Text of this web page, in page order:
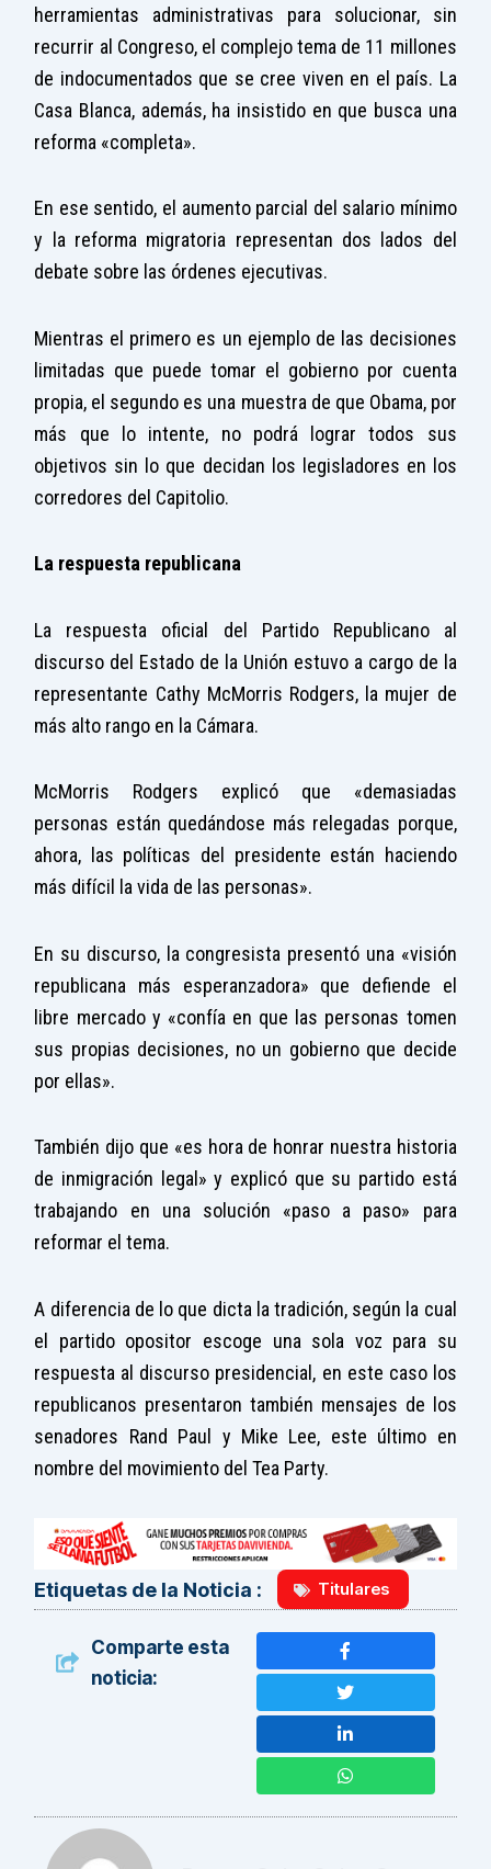
herramientas administrativas para solucionar, sin
recurrir al Congreso, el complejo tema de 11 millones
de indocumentados que se cree viven en el país. La
Casa Blanca, además, ha insistido en que busca una
reforma «completa».
En ese sentido, el aumento parcial del salario mínimo
y la reforma migratoria representan dos lados del
debate sobre las órdenes ejecutivas.
Mientras el primero es un ejemplo de las decisiones
limitadas que puede tomar el gobierno por cuenta
propia, el segundo es una muestra de que Obama, por
más que lo intente, no podrá lograr todos sus
objetivos sin lo que decidan los legisladores en los
corredores del Capitolio.
La respuesta republicana
La respuesta oficial del Partido Republicano al
discurso del Estado de la Unión estuvo a cargo de la
representante Cathy McMorris Rodgers, la mujer de
más alto rango en la Cámara.
McMorris Rodgers explicó que «demasiadas
personas están quedándose más relegadas porque,
ahora, las políticas del presidente están haciendo
más difícil la vida de las personas».
En su discurso, la congresista presentó una «visión
republicana más esperanzadora» que defiende el
libre mercado y «confía en que las personas tomen
sus propias decisiones, no un gobierno que decide
por ellas».
También dijo que «es hora de honrar nuestra historia
de inmigración legal» y explicó que su partido está
trabajando en una solución «paso a paso» para
reformar el tema.
A diferencia de lo que dicta la tradición, según la cual
el partido opositor escoge una sola voz para su
respuesta al discurso presidencial, en este caso los
republicanos presentaron también mensajes de los
senadores Rand Paul y Mike Lee, este último en
nombre del movimiento del Tea Party.
Etiquetas de la Noticia : Titulares
Comparte esta
noticia: